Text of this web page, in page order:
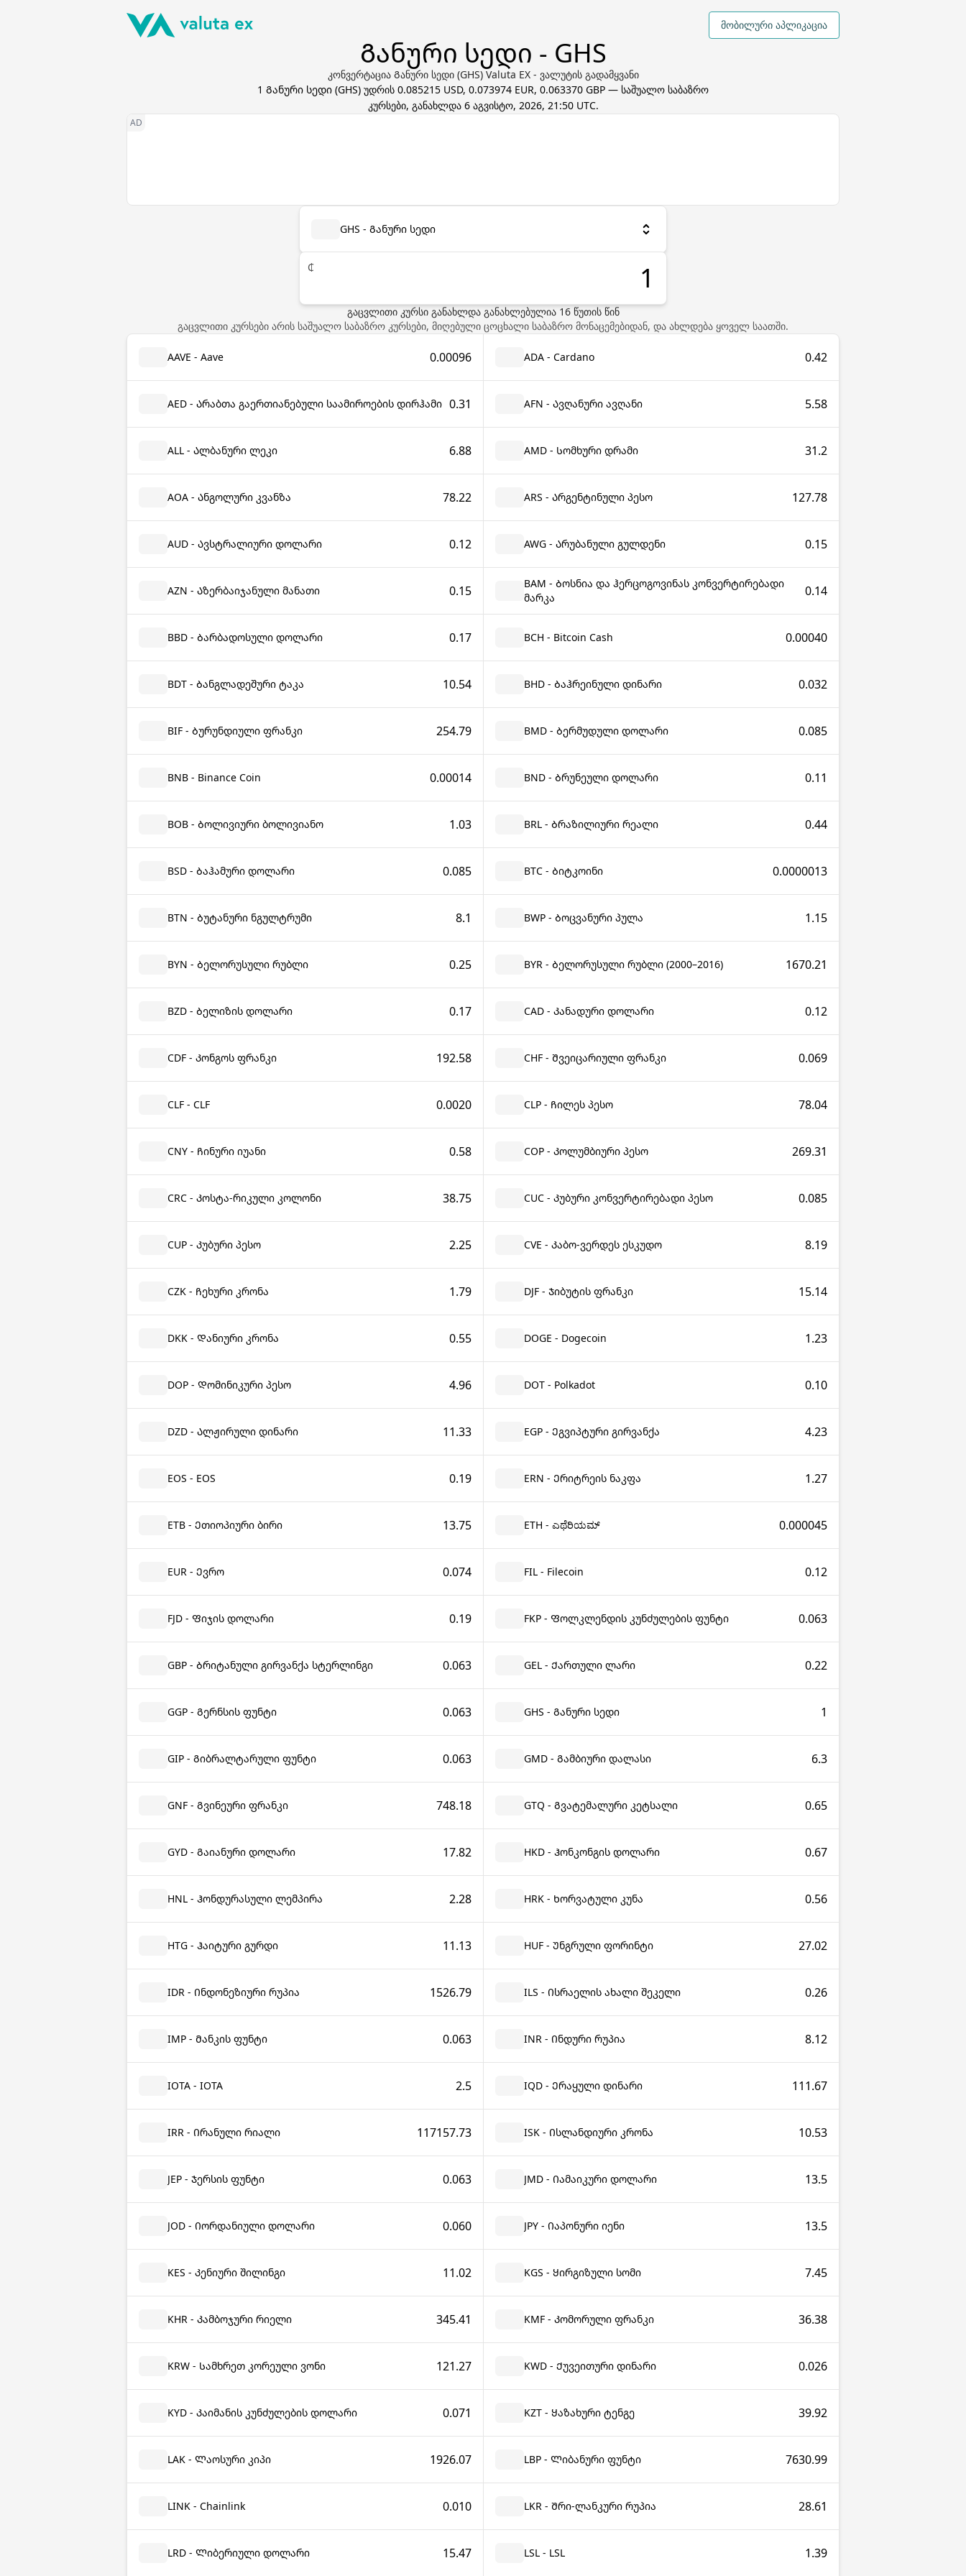
მობილური აპლიკაცია
Განური სედი - GHS
კონვერტაცია Განური სედი (GHS) Valuta EX - ვალუტის გადამყვანი
1 Განური სედი (GHS) უდრის 0.085215 USD, 0.073974 EUR, 0.063370 GBP — საშუალო საბაზრო
კურსები, განახლდა 6 აგვისტო, 2026, 21:50 UTC.
GHS - Განური სედი
₵
გაცვლითი კურსი განახლდა განახლებულია 16წუთის წინ
გაცვლითი კურსები არის საშუალო საბაზრო კურსები, მიღებული ცოცხალი საბაზრო მონაცემებიდან, და ახლდება ყოველ საათში.
AAVE - Aave 0.00096 ADA - Cardano 0.42
AED - Არაბთა გაერთიანებული საამიროების დირჰამი 0.31 AFN - Ავღანური ავღანი 5.58
ALL - Ალბანური ლეკი 6.88 AMD - Სომხური დრამი 31.2
AOA - Ანგოლური კვანზა 78.22 ARS - Არგენტინული პესო 127.78
AUD - Ავსტრალიური დოლარი 0.12 AWG - Არუბანული გულდენი 0.15
AZN - Აზერბაიჯანული მანათი 0.15
BAM - Ბოსნია და ჰერცოგოვინას კონვერტირებადი
მარკა
0.14
BBD - Ბარბადოსული დოლარი 0.17 BCH - Bitcoin Cash 0.00040
BDT - Ბანგლადეშური ტაკა 10.54 BHD - Ბაჰრეინული დინარი 0.032
BIF - Ბურუნდიული ფრანკი 254.79 BMD - Ბერმუდული დოლარი 0.085
BNB - Binance Coin 0.00014 BND - Ბრუნეული დოლარი 0.11
BOB - Ბოლივიური ბოლივიანო 1.03 BRL - Ბრაზილიური რეალი 0.44
BSD - Ბაჰამური დოლარი 0.085 BTC - Ბიტკოინი 0.0000013
BTN - Ბუტანური ნგულტრუმი 8.1 BWP - Ბოცვანური პულა 1.15
BYN - Ბელორუსული რუბლი 0.25 BYR - Ბელორუსული რუბლი (2000–2016) 1670.21
BZD - Ბელიზის დოლარი 0.17 CAD - Კანადური დოლარი 0.12
CDF - Კონგოს ფრანკი 192.58 CHF - Შვეიცარიული ფრანკი 0.069
CLF - CLF 0.0020 CLP - Ჩილეს პესო 78.04
CNY - Ჩინური იუანი 0.58 COP - Კოლუმბიური პესო 269.31
CRC - Კოსტა-რიკული კოლონი 38.75 CUC - Კუბური კონვერტირებადი პესო 0.085
CUP - Კუბური პესო 2.25 CVE - Კაბო-ვერდეს ესკუდო 8.19
CZK - Ჩეხური კრონა 1.79 DJF - Ჯიბუტის ფრანკი 15.14
DKK - Დანიური კრონა 0.55 DOGE - Dogecoin 1.23
DOP - Დომინიკური პესო 4.96 DOT - Polkadot 0.10
DZD - Ალჟირული დინარი 11.33 EGP - Ეგვიპტური გირვანქა 4.23
EOS - EOS 0.19 ERN - Ერიტრეის ნაკფა 1.27
ETB - Ეთიოპიური ბირი 13.75 ETH - ಎಥೆರಿಯಮ್ 0.000045
EUR - Ევრო 0.074 FIL - Filecoin 0.12
FJD - Ფიჯის დოლარი 0.19 FKP - Ფოლკლენდის კუნძულების ფუნტი 0.063
GBP - Ბრიტანული გირვანქა სტერლინგი 0.063 GEL - Ქართული ლარი 0.22
GGP - Გერნსის ფუნტი 0.063 GHS - Განური სედი 1
GIP - Გიბრალტარული ფუნტი 0.063 GMD - Გამბიური დალასი 6.3
GNF - Გვინეური ფრანკი 748.18 GTQ - Გვატემალური კეტსალი 0.65
GYD - Გაიანური დოლარი 17.82 HKD - Ჰონკონგის დოლარი 0.67
HNL - Ჰონდურასული ლემპირა 2.28 HRK - Ხორვატული კუნა 0.56
HTG - Ჰაიტური გურდი 11.13 HUF - Უნგრული ფორინტი 27.02
IDR - Ინდონეზიური რუპია 1526.79 ILS - Ისრაელის ახალი შეკელი 0.26
IMP - Მანკის ფუნტი 0.063 INR - Ინდური რუპია 8.12
IOTA - IOTA 2.5 IQD - Ერაყული დინარი 111.67
IRR - Ირანული რიალი 117157.73 ISK - Ისლანდიური კრონა 10.53
JEP - Ჯერსის ფუნტი 0.063 JMD - Იამაიკური დოლარი 13.5
JOD - Იორდანიული დოლარი 0.060 JPY - Იაპონური იენი 13.5
KES - Კენიური შილინგი 11.02 KGS - Ყირგიზული სომი 7.45
KHR - Კამბოჯური რიელი 345.41 KMF - Კომორული ფრანკი 36.38
KRW - Სამხრეთ კორეული ვონი 121.27 KWD - Ქუვეითური დინარი 0.026
KYD - Კაიმანის კუნძულების დოლარი 0.071 KZT - Ყაზახური ტენგე 39.92
LAK - Ლაოსური კიპი 1926.07 LBP - Ლიბანური ფუნტი 7630.99
LINK - Chainlink 0.010 LKR - Შრი-ლანკური რუპია 28.61
LRD - Ლიბერიული დოლარი 15.47 LSL - LSL 1.39